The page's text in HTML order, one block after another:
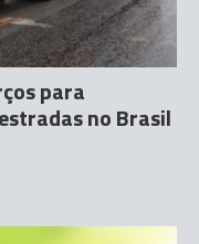
para
no Brasil